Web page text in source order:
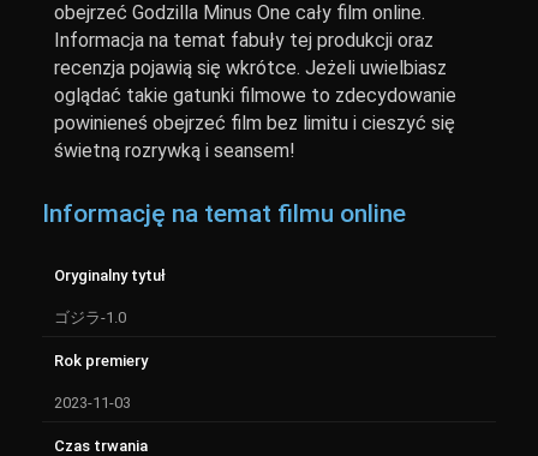
obejrzeć Godzilla Minus One cały film online.
Informacja na temat fabuły tej produkcji oraz
recenzja pojawią się wkrótce. Jeżeli uwielbiasz
oglądać takie gatunki filmowe to zdecydowanie
powinieneś obejrzeć film bez limitu i cieszyć się
świetną rozrywką i seansem!
Informację na temat filmu online
Oryginalny tytuł
ゴジラ-1.0
Rok premiery
2023-11-03
Czas trwania